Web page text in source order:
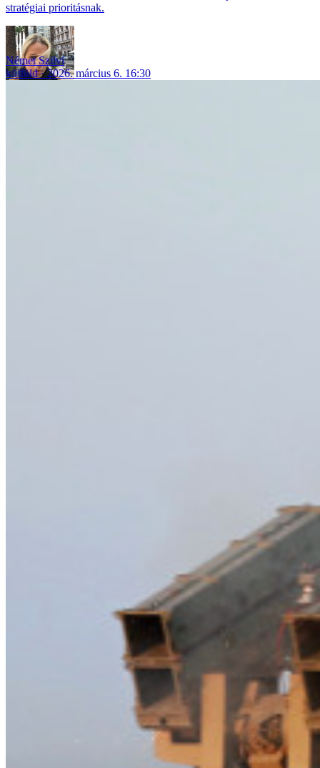
stratégiai prioritásnak.
Német Szilvi
külföld
2026. március 6. 16:30